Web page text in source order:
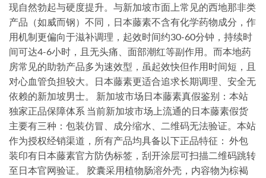
现自然勃起与硬度提升。与新加坡市面上常见的西地那非类
产品（如威而钢）不同，日本藤素不含有化学药物成分，作
用机制更偏向于滋补调理，起效时间约30-60分钟，持续时
间可达4-6小时，且无头痛、面部潮红等副作用。而本地药
房常见的助勃产品多为速效型，虽起效快但作用时间短，且
对心血管负担较大。日本藤素更适合追求长期调理、安全无
依赖的新加坡男士。 新加坡市场日本藤素真假鉴别：本站
独家正品保障体系 当前新加坡市场上流通的日本藤素假货
主要有三种：包装仿冒、成分缩水、二维码无法验证。本站
作为授权经销渠道，所有产品均具备以下正品特征： 外包
装印有日本藤素官方防伪标签，刮开涂层可扫描二维码跳转
至日本官网验证。 胶囊采用植物肠溶外壳，内容物为棕褐